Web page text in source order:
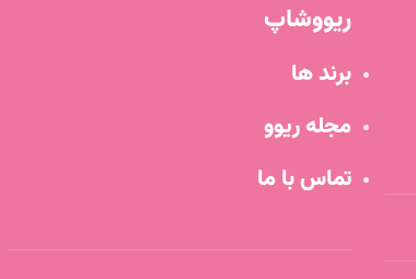
ریووشاپ
برند ها
مجله ریوو
تماس با ما